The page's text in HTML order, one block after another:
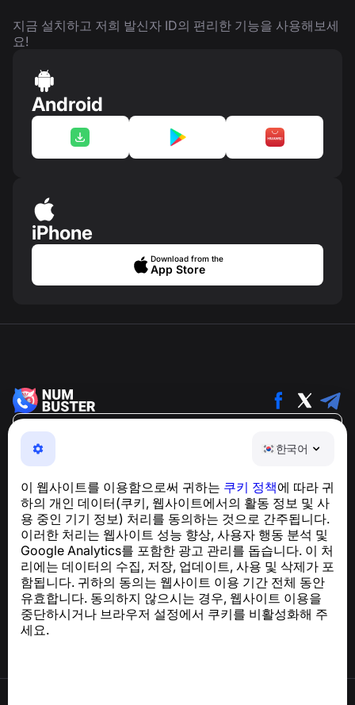
한국어
이 웹사이트를 이용함으로써 귀하는 쿠키 정책에 따라 귀
하의 개인 데이터(쿠키, 웹사이트에서의 활동 정보 및 사
용 중인 기기 정보) 처리를 동의하는 것으로 간주됩니다.
이러한 처리는 웹사이트 성능 향상, 사용자 행동 분석 및
Google Analytics를 포함한 광고 관리를 돕습니다. 이 처
리에는 데이터의 수집, 저장, 업데이트, 사용 및 삭제가 포
함됩니다. 귀하의 동의는 웹사이트 이용 기간 전체 동안
유효합니다. 동의하지 않으시는 경우, 웹사이트 이용을
중단하시거나 브라우저 설정에서 쿠키를 비활성화해 주
세요.
지금 설치하고 저희 발신자 ID의 편리한 기능을 사용해보세
요!
Android
iPhone
Download from the
App Store
NumBuster © 2013—2026 ·
support@numbuster.com
하는 간편한 앱
GDPR 준수 관련 문의:support@numbuster.com
도움말 센터
뉴스 및 기사
프로젝트 소개
연락처